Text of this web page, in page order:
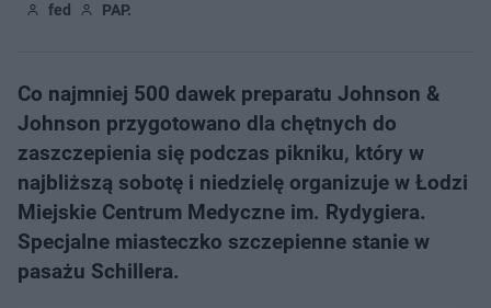
fed PAP.
Co najmniej 500 dawek preparatu Johnson &
Johnson przygotowano dla chętnych do
zaszczepienia się podczas pikniku, który w
najbliższą sobotę i niedzielę organizuje w Łodzi
Miejskie Centrum Medyczne im. Rydygiera.
Specjalne miasteczko szczepienne stanie w
pasażu Schillera.